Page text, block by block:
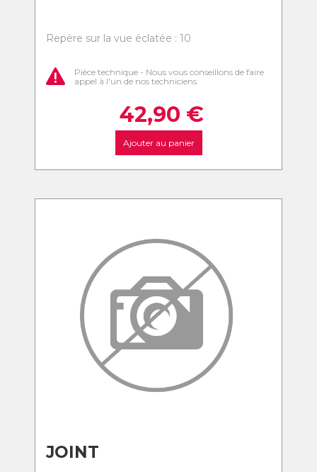
Repère sur la vue éclatée : 10
Pièce technique - Nous vous conseillons de faire
appel à l'un de nos techniciens
42,90 €
Ajouter au panier
JOINT